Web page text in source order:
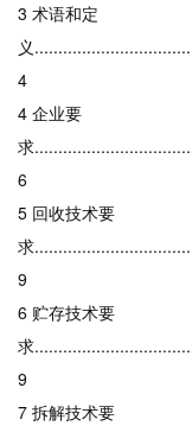
3 术语和定
义
4
4 企业要
求
6
5 回收技术要
求
9
6 贮存技术要
求
9
7 拆解技术要